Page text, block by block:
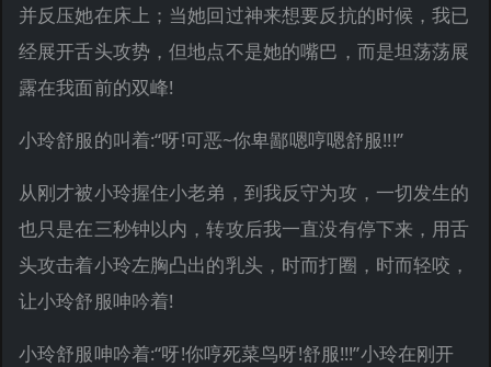
并反压她在床上；当她回过神来想要反抗的时候，我已
经展开舌头攻势，但地点不是她的嘴巴，而是坦荡荡展
露在我面前的双峰!
小玲舒服的叫着:“呀!可恶~你卑鄙嗯哼嗯舒服!!!”
从刚才被小玲握住小老弟，到我反守为攻，一切发生的
也只是在三秒钟以内，转攻后我一直没有停下来，用舌
头攻击着小玲左胸凸出的乳头，时而打圈，时而轻咬，
让小玲舒服呻吟着!
小玲舒服呻吟着:“呀!你哼死菜鸟呀!舒服!!!”小玲在刚开